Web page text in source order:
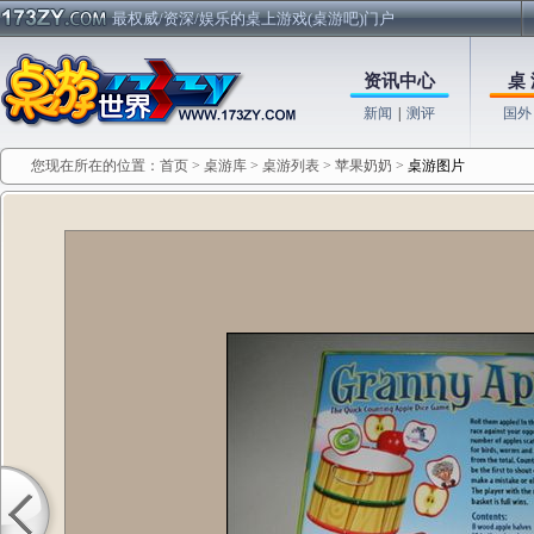
最权威/资深/娱乐的桌上游戏(桌游吧)门户
资讯中心
新闻 测评
桌
国外
您现在所在的位置： 首页 > 桌游库 > 桌游列表 > 苹果奶奶 > 桌游图片